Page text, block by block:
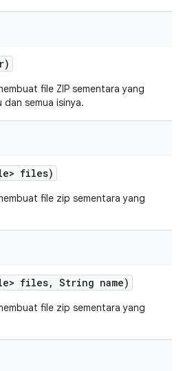
file ZIP sementara yang
semua isinya.
files)
file zip sementara yang
files, String name)
file zip sementara yang